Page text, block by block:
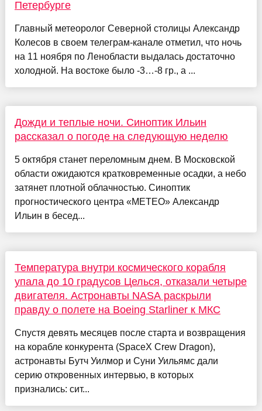
Петербурге
Главный метеоролог Северной столицы Александр
Колесов в своем телеграм-канале отметил, что ночь
на 11 ноября по Ленобласти выдалась достаточно
холодной. На востоке было -3…-8 гр., а ...
Дожди и теплые ночи. Синоптик Ильин
рассказал о погоде на следующую неделю
5 октября станет переломным днем. В Московской
области ожидаются кратковременные осадки, а небо
затянет плотной облачностью. Синоптик
прогностического центра «МЕТЕО» Александр
Ильин в бесед...
Температура внутри космического корабля
упала до 10 градусов Целься, отказали четыре
двигателя. Астронавты NASA раскрыли
правду о полете на Boeing Starliner к МКС
Спустя девять месяцев после старта и возвращения
на корабле конкурента (SpaceX Crew Dragon),
астронавты Бутч Уилмор и Суни Уильямс дали
серию откровенных интервью, в которых
признались: сит...